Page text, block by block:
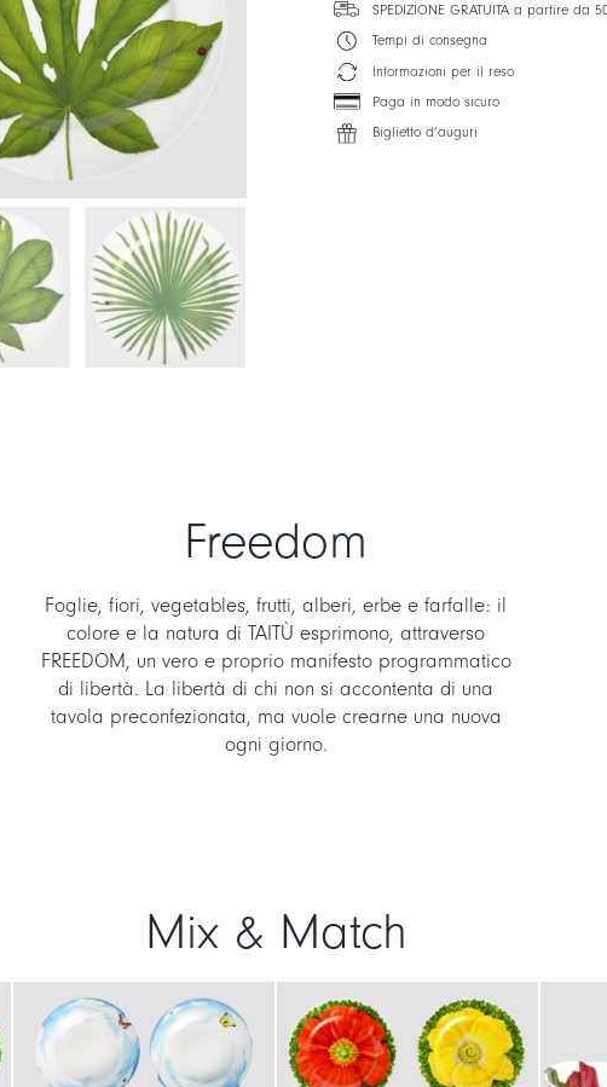
SPEDIZIONE GRATUITA a partire da
Tempi di consegna
Informazioni per il reso
Paga in modo sicuro
Biglietto d’auguri
Freedom
Foglie, fiori, vegetables, frutti, alberi, erbe e farfalle: il
colore e la natura di TAITÙ esprimono, attraverso
FREEDOM, un vero e proprio manifesto programmatico
di libertà. La libertà di chi non si accontenta di una
tavola preconfezionata, ma vuole crearne una nuova
ogni giorno.
Mix & Match